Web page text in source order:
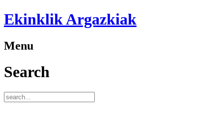
Ekinklik Argazkiak
Menu
Search